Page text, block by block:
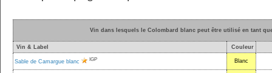
Vin dans lesquels le Colombard blanc peut être utilisé en tant
Vin & Label Couleur
Sable de Camargue blanc IGP Blanc